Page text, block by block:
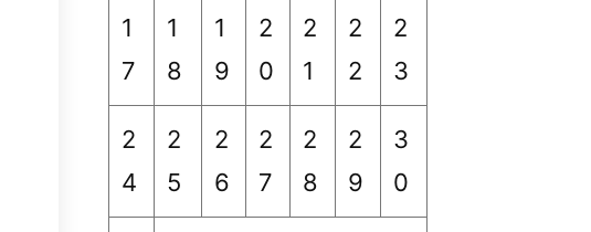
1
7
1
8
1
9
2
0
2
1
2
2
2
3
2
4
2
5
2
6
2
7
2
8
2
9
3
0